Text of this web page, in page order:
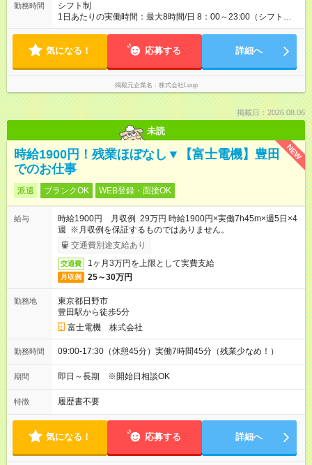
勤務時間
シフト制
1日あたりの実働時間：最大8時間/日 8：00～23:00（シフト
制） ・上記時間内で勤務時間帯は相談。 ・週3日～OK!
気になる！ 応募する 詳細へ
掲載元企業名 株式会社Luup
掲載日：2026.08.06
未読
NEW
時給1900円！残業ほぼなし▼【富士電機】豊田
でのお仕事
派遣 ブランクOK WEB登録・面接OK
給与
時給1900円 月収例 29万円 時給1900円×実働7h45m×週5日×4
週 ※月収例を保証するものではありません。
交通費別途支給あり
交通費 1ヶ月3万円を上限として実費支給
月収例 25～30万円
勤務地
東京都日野市
豊田駅から徒歩5分
富士電機 株式会社
勤務時間 09:00-17:30（休憩45分）実働7時間45分（残業少なめ！）
期間 即日～長期 ※開始日相談OK
特徴 履歴書不要
気になる！ 応募する 詳細へ